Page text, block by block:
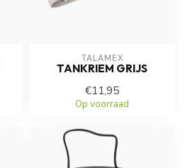
TALAMEX
TANKRIEM GRIJS
€11,95
Op voorraad